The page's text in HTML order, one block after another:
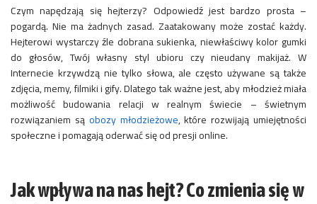
Czym napędzają się hejterzy? Odpowiedź jest bardzo prosta –
pogardą. Nie ma żadnych zasad. Zaatakowany może zostać każdy.
Hejterowi wystarczy źle dobrana sukienka, niewłaściwy kolor gumki
do głosów, Twój własny styl ubioru czy nieudany makijaż. W
Internecie krzywdzą nie tylko słowa, ale często używane są także
zdjęcia, memy, filmiki i gify. Dlatego tak ważne jest, aby młodzież miała
możliwość budowania relacji w realnym świecie – świetnym
rozwiązaniem są obozy młodzieżowe, które rozwijają umiejętności
społeczne i pomagają oderwać się od presji online.
Jak wpływa na nas hejt? Co zmienia się w